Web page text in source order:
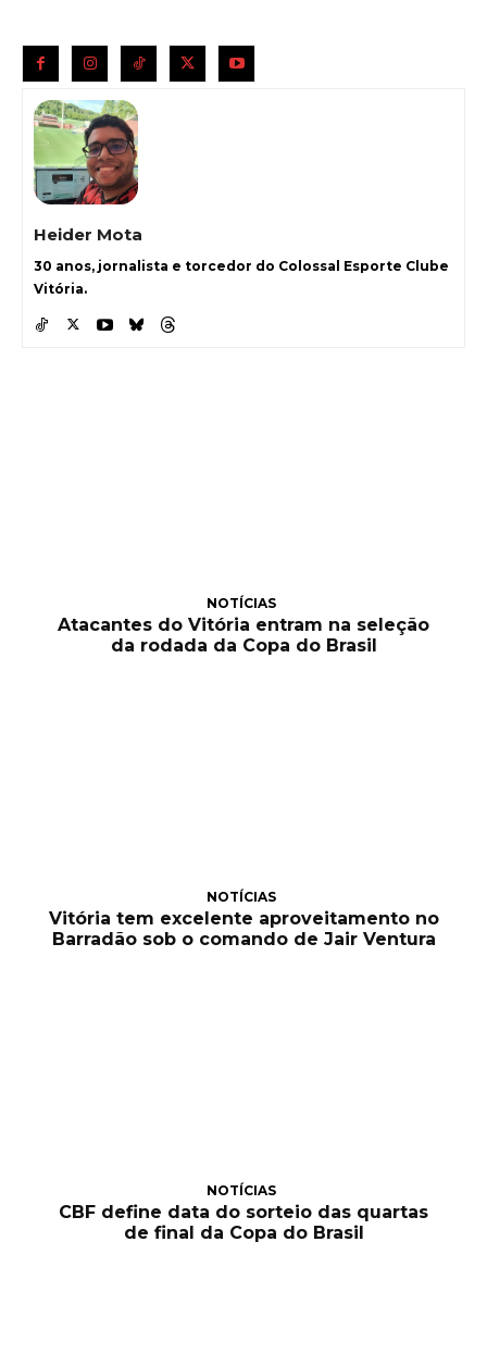
Heider Mota
30 anos, jornalista e torcedor do Colossal Esporte Clube
Vitória.
NOTÍCIAS
Atacantes do Vitória entram na seleção
da rodada da Copa do Brasil
NOTÍCIAS
Vitória tem excelente aproveitamento no
Barradão sob o comando de Jair Ventura
NOTÍCIAS
CBF define data do sorteio das quartas
de final da Copa do Brasil